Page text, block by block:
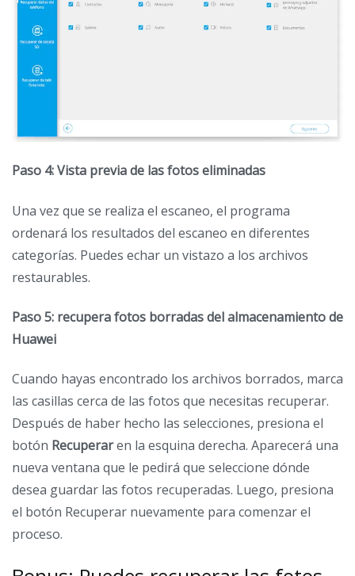
Paso 4: Vista previa de las fotos eliminadas
Una vez que se realiza el escaneo, el programa
ordenará los resultados del escaneo en diferentes
categorías. Puedes echar un vistazo a los archivos
restaurables.
Paso 5: recupera fotos borradas del almacenamiento de
Huawei
Cuando hayas encontrado los archivos borrados, marca
las casillas cerca de las fotos que necesitas recuperar.
Después de haber hecho las selecciones, presiona el
botón Recuperaren la esquina derecha. Aparecerá una
nueva ventana que le pedirá que seleccione dónde
desea guardar las fotos recuperadas. Luego, presiona
el botón Recuperar nuevamente para comenzar el
proceso.